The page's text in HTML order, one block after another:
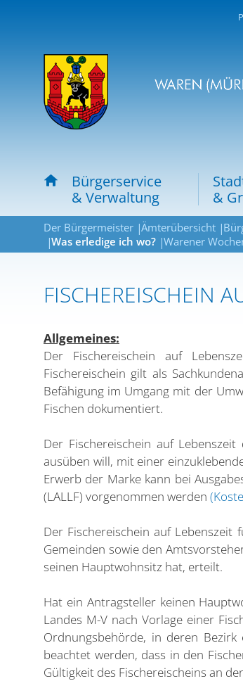
Bürgerservice
& Verwaltung
&
Der Bürgermeister Ämterübersicht
Was erledige ich wo? Warener
FISCHEREISCHEIN
Allgemeines:
Der Fischereischein auf
Fischereischein gilt als
Befähigung im Umgang mit der
Fischen dokumentiert.
Der Fischereischein auf
ausüben will, mit einer
Erwerb der Marke kann bei
(LALLF) vorgenommen werden
Der Fischereischein auf
Gemeinden sowie den
seinen Hauptwohnsitz hat, erteilt.
Hat ein Antragsteller keinen
Landes M-V nach Vorlage einer
Ordnungsbehörde, in deren
beachtet werden, dass in den
Gültigkeit des Fischereischeins an